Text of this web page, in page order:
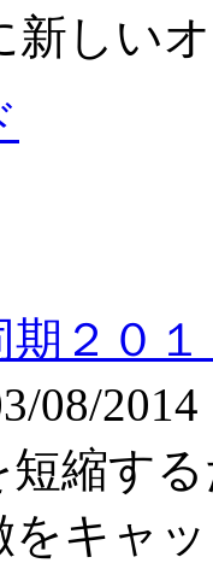
新しい
２０
08/2014
縮す
をキャ